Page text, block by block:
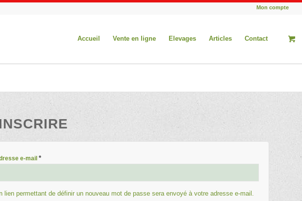
Mon compte
Accueil Vente en ligne Elevages Articles Contact
e-mail*
lien permettant de définir un nouveau mot de passe sera envoyé à votre adresse e-mail.